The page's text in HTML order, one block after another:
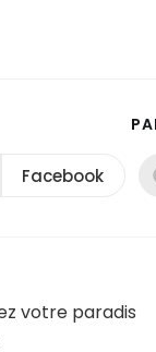
Ouvrir
Facebook
votre paradis